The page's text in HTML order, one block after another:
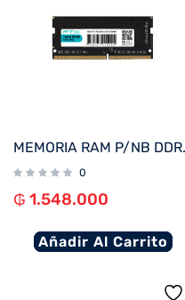
0
₲ 1.548.000
Añadir Al Carrito